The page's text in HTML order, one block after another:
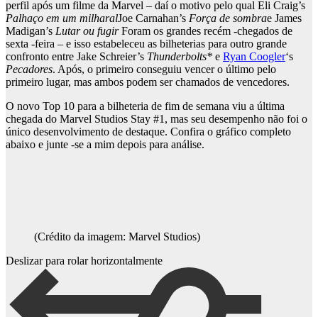
perfil após um filme da Marvel – daí o motivo pelo qual Eli Craig’s
Palhaço em um milharalJoe Carnahan’s Força de sombrae James
Madigan’s Lutar ou fugirForam os grandes recém -chegados de
sexta -feira – e isso estabeleceu as bilheterias para outro grande
confronto entre Jake Schreier’s Thunderbolts* e Ryan Coogler‘s
Pecadores. Após, o primeiro conseguiu vencer o último pelo
primeiro lugar, mas ambos podem ser chamados de vencedores.
O novo Top 10 para a bilheteria de fim de semana viu a última
chegada do Marvel Studios Stay #1, mas seu desempenho não foi o
único desenvolvimento de destaque. Confira o gráfico completo
abaixo e junte -se a mim depois para análise.
(Crédito da imagem: Marvel Studios)
Deslizar para rolar horizontalmente